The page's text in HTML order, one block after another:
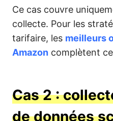
Ce cas couvre
collecte. Pour les
tarifaire, les meilleurs
Amazon complètent
Cas 2 :
de données